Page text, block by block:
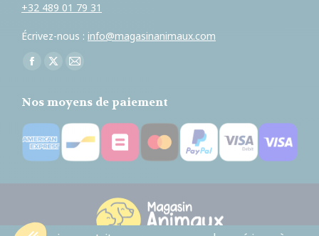
+32 489 01 79 31
Écrivez-nous : info@magasinanimaux.com
Trouvez nous sur :
Facebook
opens
in
new
window
X
opens
in
new
window
E-
page
opens
in
new
Nos moyens de paiement